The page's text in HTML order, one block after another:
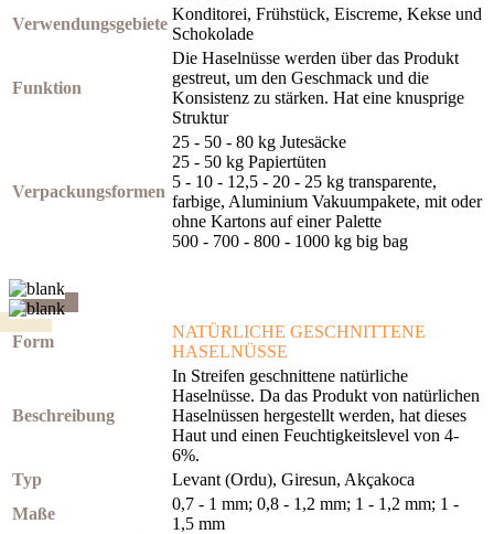
Verwendungsgebiete
Konditorei, Frühstück, Eiscreme, Kekse und
Schokolade
Funktion
Die Haselnüsse werden über das Produkt
gestreut, um den Geschmack und die
Konsistenz zu stärken. Hat eine knusprige
Struktur
Verpackungsformen
25 - 50 - 80 kg Jutesäcke
25 - 50 kg Papiertüten
5 - 10 - 12,5 - 20 - 25 kg transparente,
farbige, Aluminium Vakuumpakete, mit oder
ohne Kartons auf einer Palette
500 - 700 - 800 - 1000 kg big bag
Form
NATÜRLICHE GESCHNITTENE
HASELNÜSSE
Beschreibung
In Streifen geschnittene natürliche
Haselnüsse. Da das Produkt von natürlichen
Haselnüssen hergestellt werden, hat dieses
Haut und einen Feuchtigkeitslevel von 4-
6%.
Typ
Levant (Ordu), Giresun, Akçakoca
Maße
0,7 - 1 mm; 0,8 - 1,2 mm; 1 - 1,2 mm; 1 -
1,5 mm